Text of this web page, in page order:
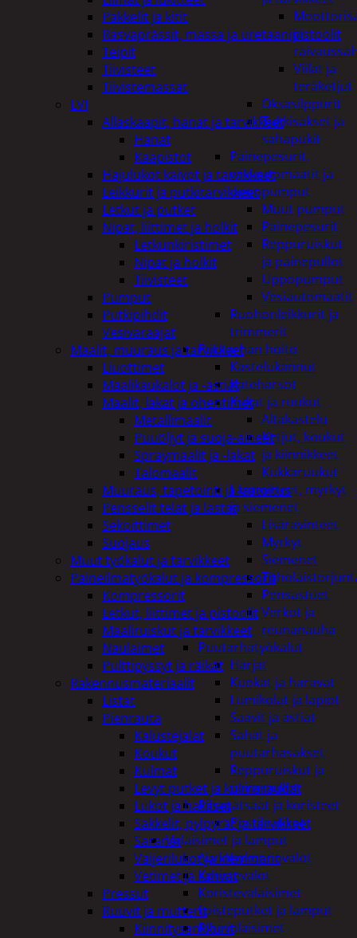
ja
Viilat ja
teräketjut
Oksasilppurit
Tukkisakset ja
sahapukit
Painepesurit,
vesiautomaatit ja
uppopumput
Muut pumput
Painepesurit
Reppuruiskut
ja painepullot
Uppopumput
Vesiautomaatit
Ruohonleikkurit ja
trimmerit
Puutarhan hoito
Kastelukannut
Kateharsot
Kukat ja ruukut
Altakastelu
Ketjut, koukut
ja kiinnikkeet
Kukkaruukut
Lannoitteet, myrkyt
ja siemenet
Lisäravinteet
Myrkyt
Siemenet
Pensastuet
Verkot ja
reunanauha
Puutarhatyökalut
Harjat
Kuokat ja haravat
Lumikolat ja lapiot
Saavit ja astiat
Sahat ja
puutarhasakset
Reppuruiskut ja
painepullot
Pihapatsaat ja koristeet
Postilaatikot
Valaisimet ja lamput
Aurinkokennovalot
Koristevalot
Koristevalaisimet
Loisteputket ja lamput
Pihavalaisimet
Pakkelit ja kitit
Rasvaprässit, massa ja uretaanipistoolit
Teipit
Tiivisteet
Tiivistemassat
LVI
Allaskaapit, hanat ja tarvikkeet
Hanat
Kaapistot
Hajulukot kaivot ja tarvikkeet
Leikkurit ja putkitarvikkeet
Letkut ja putket
Nipat, liittimet ja holkit
Letkunkiristimet
Nipat ja holkit
Tiivisteet
Pumput
Putkipihdit
Vesivaraajat
Maalit, muuraus ja tarvikkeet
Liuottimet
Maalikaukalot ja -astiat
Maalit, lakat ja ohentimet
Metallimaalit
Puuöljyt ja suoja-aineet
Spraymaalit ja -lakat
Talomaalit
Muuraus, tapetointi ja laatoitus
Pensselit telat ja lastat
Sekoittimet
Suojaus
Muut työkalut ja tarvikkeet
Paineilmatyökalut ja kompressorit
Kompressorit
Letkut, liittimet ja pistoolit
Maaliruiskut ja tarvikkeet
Naulaimet
Pulttipyssyt ja räikät
Rakennusmateriaalit
Listat
Pienrauta
Kalustejalat
Koukut
Kulmat
Levyt putket ja kulmaraudat
Lukot ja hakaset
Sakkelit, pylpyrät ja tarvikkeet
Saranat
Vaijerilukot ja klemmarit
Vetimet ja kahvat
Pressut
Ruuvit ja mutterit
Kiinnitysankkurit